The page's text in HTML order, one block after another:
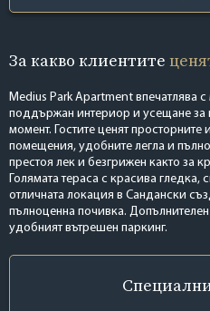
За какво клиентите
Medius Park Apartment впечатлява
поддържан интериор и усещане
момент. Гостите ценят
помещения, удобните легла и
престоя лек и безгрижен както за
Голямата тераса с красива гледка,
отличната локация в Сандански
пълноценна почивка.
удобният вътрешен паркинг.